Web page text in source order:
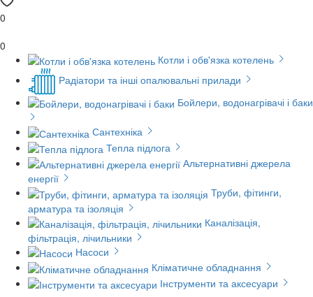
0
0
Котли і обв'язка котелень
Радіатори та інші опалювальні прилади
Бойлери, водонагрівачі і баки
Сантехніка
Тепла підлога
Альтернативні джерела
енергії
Труби, фітинги,
арматура та ізоляція
Каналізація,
фільтрація, лічильники
Насоси
Кліматичне обладнання
Інструменти та аксесуари